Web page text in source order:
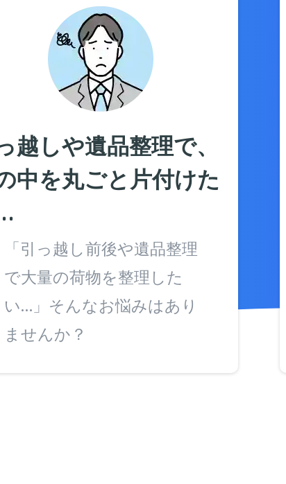
越しや遺品整理で、
中を丸ごと片付けた
「引っ越し前後や遺品整理
で大量の荷物を整理した
い…」そんなお悩みはあり
ませんか？